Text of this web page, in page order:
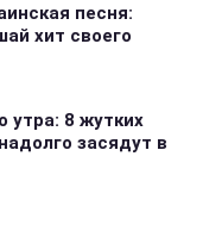
песня:
хит своего
утра: 8 жутких
засядут в